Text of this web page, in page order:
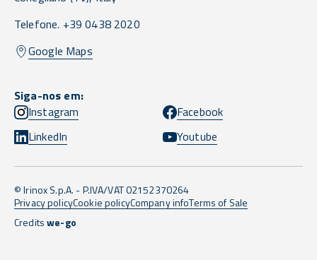
Telefone. +39 0438 2020
Google Maps
Siga-nos em:
Instagram
Facebook
LinkedIn
Youtube
© Irinox S.p.A. - P.IVA/VAT 02152370264
Privacy policyCookie policyCompany infoTerms of Sale
Creditswe-go